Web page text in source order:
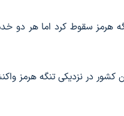
ارتش آمریکا در نزدیکی تنگه هرمز سقوط
کشور در نزدیکی تنگه هرمز